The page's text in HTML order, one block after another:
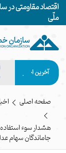
اقتصاد مقاومتی در
ملّی
سازمان
ORGANIZATION
آخرین اخبار
صفحه اصلی
هشدار سوء
جاماندگان سهام